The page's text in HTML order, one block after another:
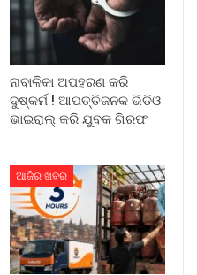
ନାବାଳିକା ଅପହରଣ କରି
ଦୁଷ୍କର୍ମ ! ଆପତ୍ତିଜନକ ଭିଡିଓ
ଭାଇରାଲ୍ କରି ଯୁବକ ଗିରଫ
ଆଜିର ଖବର